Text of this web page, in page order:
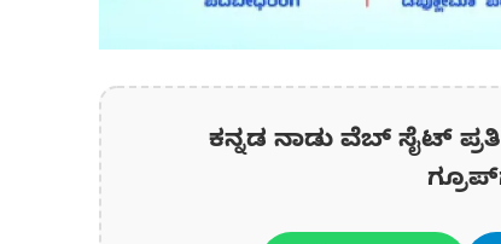
ಕನ್ನಡ ನಾಡು ವೆಬ್ ಸೈಟ್